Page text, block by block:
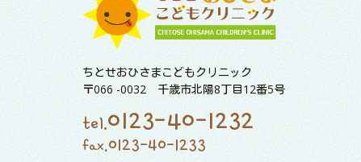
ちとせおひさまこどもクリニック
〒066 -0032 千歳市北陽8丁目12番5号
tel.0123-40-1232
fax.0123-40-1233